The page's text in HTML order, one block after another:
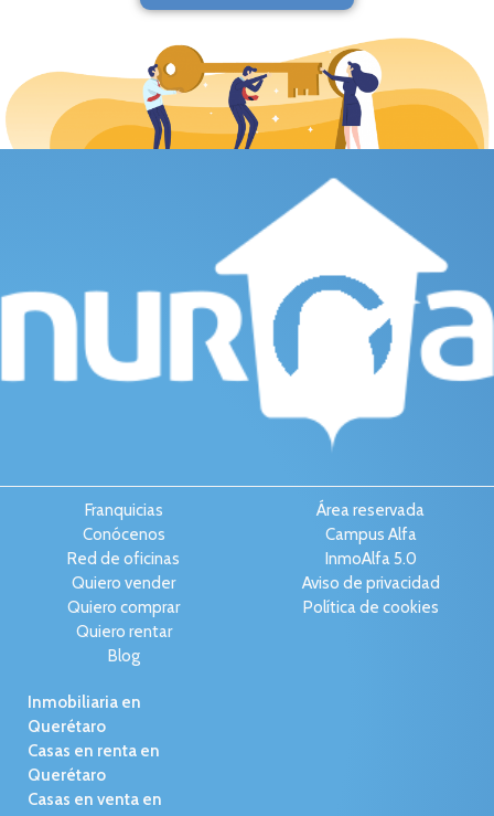
Franquicias
Conócenos
Red de oficinas
Quiero vender
Quiero comprar
Quiero rentar
Blog
Área reservada
Campus Alfa
InmoAlfa 5.0
Aviso de privacidad
Política de cookies
Inmobiliaria en
Querétaro
Casas en renta en
Querétaro
Casas en venta en